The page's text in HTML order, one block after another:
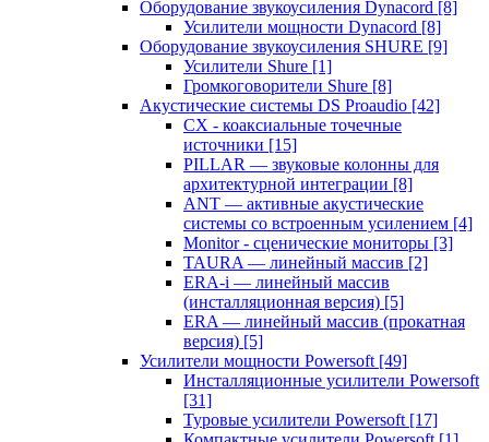
Оборудование звукоусиления Dynacord [8]
Усилители мощности Dynacord [8]
Оборудование звукоусиления SHURE [9]
Усилители Shure [1]
Громкоговорители Shure [8]
Акустические системы DS Proaudio [42]
CX - коаксиальные точечные
источники [15]
PILLAR — звуковые колонны для
архитектурной интеграции [8]
ANT — активные акустические
системы со встроенным усилением [4]
Monitor - сценические мониторы [3]
TAURA — линейный массив [2]
ERA-i — линейный массив
(инсталляционная версия) [5]
ERA — линейный массив (прокатная
версия) [5]
Усилители мощности Powersoft [49]
Инсталляционные усилители Powersoft
[31]
Туровые усилители Powersoft [17]